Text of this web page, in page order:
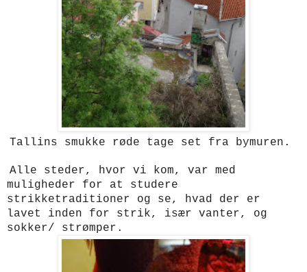
Tallins smukke røde tage set fra bymuren.
Alle steder, hvor vi kom, var med
muligheder for at studere
strikketraditioner og se, hvad der er
lavet inden for strik, især vanter, og
sokker/ strømper.